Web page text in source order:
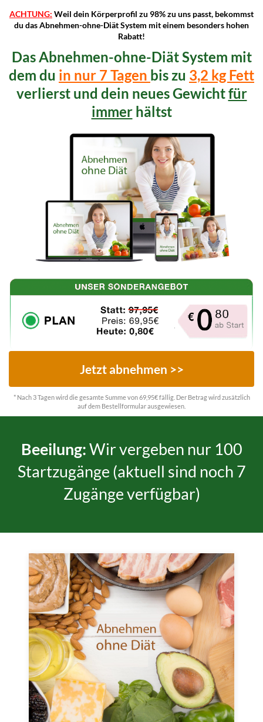
ACHTUNG: Weil dein Körperprofil zu 98% zu uns passt, bekommst
du das Abnehmen-ohne-Diät System mit einem besonders hohen
Rabatt!
Das Abnehmen-ohne-Diät System mit
dem du in nur 7 Tagen bis zu 3,2 kg Fett
verlierst und dein neues Gewichtfür
immerhältst
Jetzt abnehmen >>
* Nach 3 Tagen wird die gesamte Summe von 69,95€ fällig. Der Betrag wird zusätzlich
auf dem Bestellformular ausgewiesen.
Beeilung:Wir vergeben nur 100
Startzugänge (aktuell sind noch 7
Zugänge verfügbar)